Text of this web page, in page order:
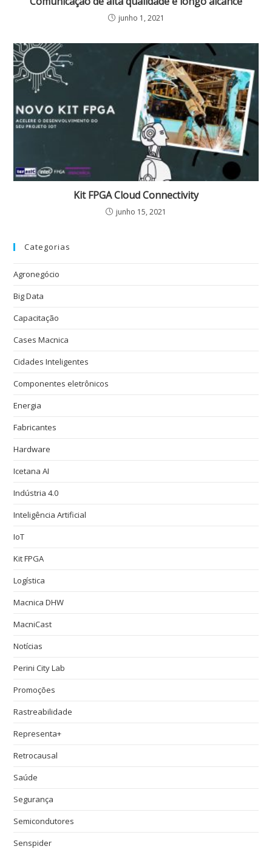
junho 1, 2021
Kit FPGA Cloud Connectivity
junho 15, 2021
Categorias
Agronegócio
Big Data
Capacitação
Cases Macnica
Cidades Inteligentes
Componentes eletrônicos
Energia
Fabricantes
Hardware
Icetana AI
Indústria 4.0
Inteligência Artificial
IoT
Kit FPGA
Logística
Macnica DHW
MacniCast
Notícias
Perini City Lab
Promoções
Rastreabilidade
Representa+
Retrocausal
Saúde
Segurança
Semicondutores
Senspider